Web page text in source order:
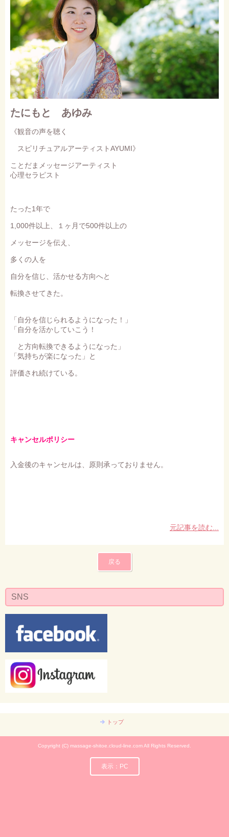
たにもと あゆみ
《観音の声を聴く
スピリチュアルアーティストAYUMI》
ことだまメッセージアーティスト
心理セラピスト
たった1年で
1,000件以上、１ヶ月で500件以上の
メッセージを伝え、
多くの人を
自分を信じ、活かせる方向へと
転換させてきた。
「自分を信じられるようになった！」
「自分を活かしていこう！
と方向転換できるようになった」
「気持ちが楽になった」と
評価され続けている。
キャンセルポリシー
入金後のキャンセルは、原則承っておりません。
元記事を読む...
戻る
SNS
トップ
Copyright (C) massage-shitoe.cloud-line.com All Rights Reserved.
表示：PC